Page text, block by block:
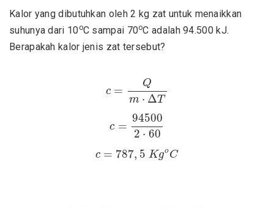
Kalor yang dibutuhkan oleh 2 kg zat untuk menaikkan
suhunya dari 10oC sampai 70oC adalah 94.500 kJ.
Berapakah kalor jenis zat tersebut?
c =
Q
m ⋅ ΔT
⋅Δ
c =
94500
2 ⋅ 60
945002
c = 787, 5 KgoC
787, 5 KgoC